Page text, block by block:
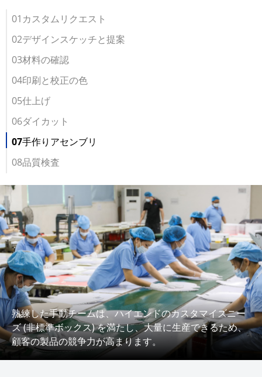
01カスタムリクエスト
02デザインスケッチと提案
03材料の確認
04印刷と校正の色
05仕上げ
06ダイカット
07手作りアセンブリ
08品質検査
熟練した手動チームは、ハイエンドのカスタマイズニー
ズ (非標準ボックス) を満たし、大量に生産できるため、
顧客の製品の競争力が高まります。